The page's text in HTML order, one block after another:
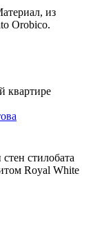
из
Orobico.
квартире
стилобата
Royal White